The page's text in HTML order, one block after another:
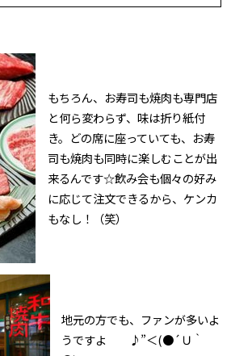
もちろん、お寿司も焼肉も専門店
と何ら変わらず、味は折り紙付
き。どの席に座っていても、お寿
司も焼肉も同時に楽しむことが出
来るんです☆飲み会も個々の好み
に応じて注文できるから、ケンカ
もなし！（笑）
地元の方でも、ファンが多いよ
うですよ ♪”＜(●´Ｕ｀